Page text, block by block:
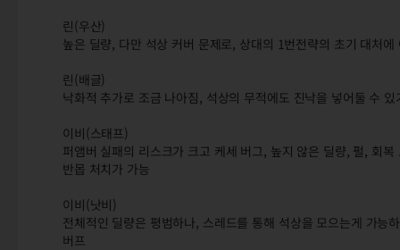
린(우산)
높은 딜량, 다만 석상 커버 문제로, 상대의 1번전략의 초기 대처
린(배글)
낙화적 추가로 조금 나아짐, 석상의 무적에도 진낙을 넣어둘 수
이비(스태프)
퍼앰버 실패의 리스크가 크고 케세 버그, 높지 않은 딜량, 펄, 회
반몹 처치가 가능
이비(낫비)
전체적인 딜량은 평범하나, 스레드를 통해 석상을 모으는게 가
버프